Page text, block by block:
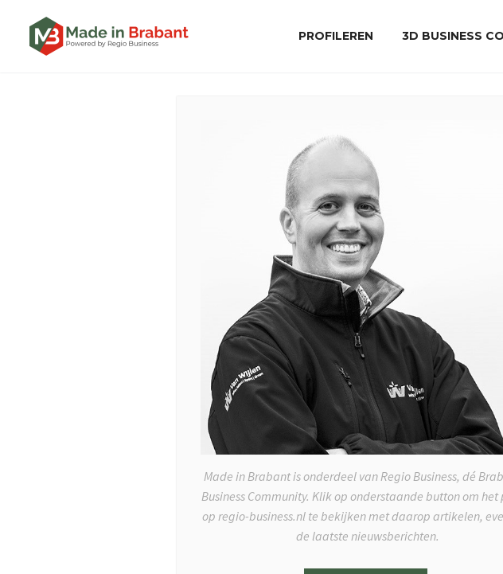
PROFILEREN 3D BUSINESS
Made in Brabant is onderdeel van Regio Business, dé
Business Community. Klik op onderstaande button om het
op regio-business.nl te bekijken met daarop artikelen,
de laatste nieuwsberichten.